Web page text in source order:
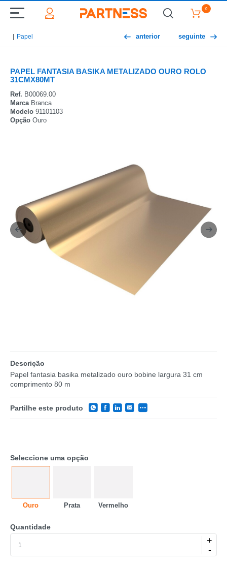
0
Papel anterior seguinte
PAPEL FANTASIA BASIKA METALIZADO OURO ROLO
31CMX80MT
Ref. B00069.00
MarcaBranca
Modelo 91101103
Opção Ouro
Descrição
Papel fantasia basika metalizado ouro bobine largura 31 cm
comprimento 80 m
Partilhe este produto
Seleccione uma opção
Ouro Prata Vermelho
Quantidade
+
-
CATEGORIA